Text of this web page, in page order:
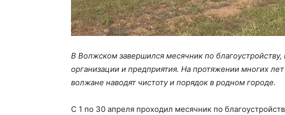
В Волжском завершился месячник по
организации и предприятия. На протяжении многих
волжане наводят чистоту и порядок в родном городе.
С 1 по 30 апреля проходил месячник по